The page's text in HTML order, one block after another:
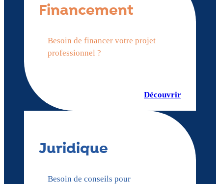
Financement
Besoin de financer votre projet
professionnel ?
Découvrir
Juridique
Besoin de conseils pour